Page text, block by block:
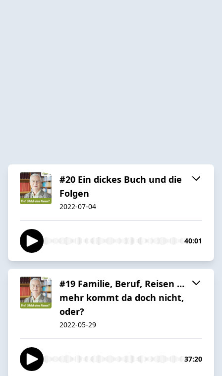
#20 Ein dickes Buch und die
Folgen
2022-07-04
40:01
#19 Familie, Beruf, Reisen …
mehr kommt da doch nicht,
oder?
2022-05-29
37:20